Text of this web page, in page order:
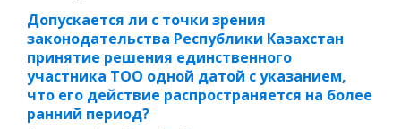
Допускается ли с точки зрения
законодательства Республики Казахстан
принятие решения единственного
участника ТОО одной датой с указанием,
что его действие распространяется на более
ранний период?